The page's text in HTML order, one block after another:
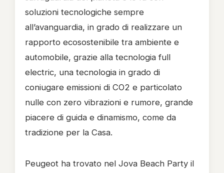
soluzioni tecnologiche sempre
all’avanguardia, in grado di realizzare un
rapporto ecosostenibile tra ambiente e
automobile, grazie alla tecnologia full
electric, una tecnologia in grado di
coniugare emissioni di CO2 e particolato
nulle con zero vibrazioni e rumore, grande
piacere di guida e dinamismo, come da
tradizione per la Casa.
Peugeot ha trovato nel Jova Beach Party il